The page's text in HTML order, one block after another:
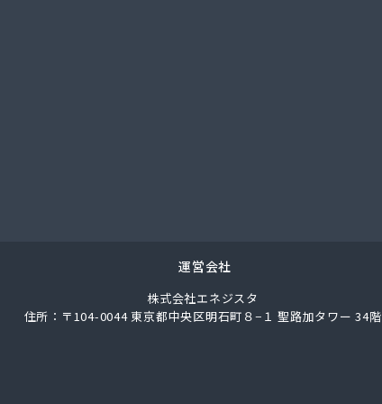
ネクスホームライフ中部株式会社 名古屋支店
運営会社
株式会社エネジスタ
住所：〒104-0044 東京都中央区明石町８−１ 聖路加タワー 34階